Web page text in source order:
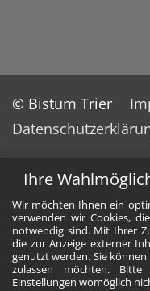
Ihre
Wir möchten Ihnen ein
verwenden wir Cookies,
notwendig sind. Mit Ihrer
die zur Anzeige externer
genutzt werden. Sie
zulassen möchten.
Einstellungen womöglich
© Bistum Trier